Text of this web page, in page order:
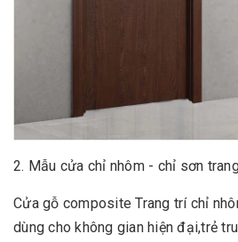
2. Mẫu cửa chỉ nhôm - chỉ sơn
Cửa gỗ composite Trang trí chỉ
dùng cho không gian hiện đại,trẻ